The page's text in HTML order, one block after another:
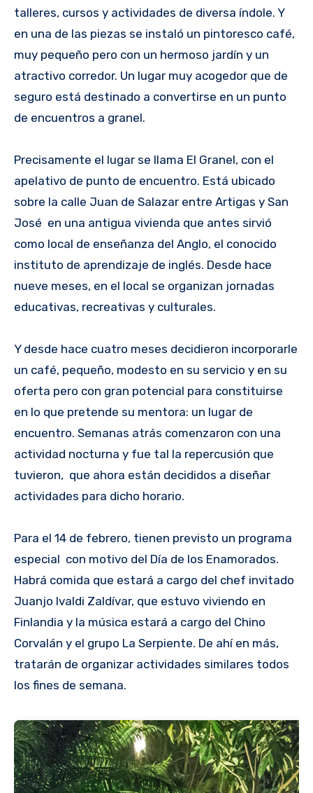
talleres, cursos y actividades de diversa índole. Y
en una de las piezas se instaló un pintoresco café,
muy pequeño pero con un hermoso jardín y un
atractivo corredor. Un lugar muy acogedor que de
seguro está destinado a convertirse en un punto
de encuentros a granel.
Precisamente el lugar se llama El Granel, con el
apelativo de punto de encuentro. Está ubicado
sobre la calle Juan de Salazar entre Artigas y San
José en una antigua vivienda que antes sirvió
como local de enseñanza del Anglo, el conocido
instituto de aprendizaje de inglés. Desde hace
nueve meses, en el local se organizan jornadas
educativas, recreativas y culturales.
Y desde hace cuatro meses decidieron incorporarle
un café, pequeño, modesto en su servicio y en su
oferta pero con gran potencial para constituirse
en lo que pretende su mentora: un lugar de
encuentro. Semanas atrás comenzaron con una
actividad nocturna y fue tal la repercusión que
tuvieron, que ahora están decididos a diseñar
actividades para dicho horario.
Para el 14 de febrero, tienen previsto un programa
especial con motivo del Día de los Enamorados.
Habrá comida que estará a cargo del chef invitado
Juanjo Ivaldi Zaldívar, que estuvo viviendo en
Finlandia y la música estará a cargo del Chino
Corvalán y el grupo La Serpiente. De ahí en más,
tratarán de organizar actividades similares todos
los fines de semana.